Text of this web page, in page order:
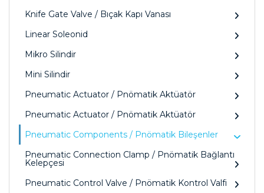
Knife Gate Valve / Bıçak Kapı Vanası
Linear Soleonid
Mikro Silindir
Mini Silindir
Pneumatic Actuator / Pnömatik Aktüatör
Pneumatic Actuator / Pnömatik Aktüatör
Pneumatic Components / Pnömatik Bileşenler
Pneumatic Connection Clamp / Pnömatik Bağlantı
Kelepçesi
Pneumatic Control Valve / Pnömatik Kontrol Valfi